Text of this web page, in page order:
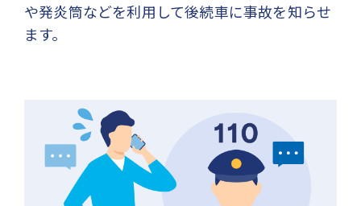
や発炎筒などを利用して後続車に事故を知らせ
ます。